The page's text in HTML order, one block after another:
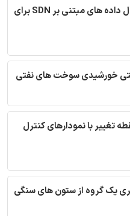
ترجمه مقاله امنیت انتقال داده های مبتنی بر SDN برای
خورشیدی سوخت های نفتی
تغییر با نمودارهای کنترل
یک گروه از ستون های سنگی